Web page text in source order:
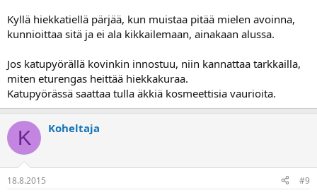
Kyllä hiekkatiellä pärjää, kun muistaa pitää mielen avoinna,
kunnioittaa sitä ja ei ala kikkailemaan, ainakaan alussa.
Jos katupyörällä kovinkin innostuu, niin kannattaa tarkkailla,
miten eturengas heittää hiekkakuraa.
Katupyörässä saattaa tulla äkkiä kosmeettisia vaurioita.
K Koheltaja
18.8.2015 #9